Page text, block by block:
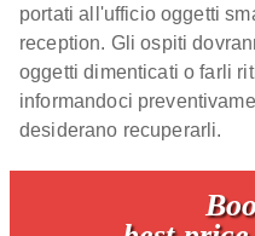
portati all'ufficio oggetti
reception. Gli ospiti
oggetti dimenticati o farli
informandoci
desiderano recuperarli.